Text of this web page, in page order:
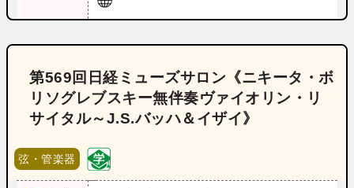
第569回日経ミューズサロン《ニキータ・ボ
リソグレブスキー無伴奏ヴァイオリン・リ
サイタル～J.S.バッハ＆イザイ》
弦・管楽器